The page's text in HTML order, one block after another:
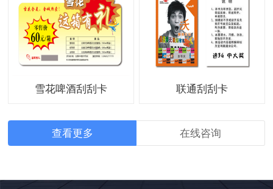
雪花啤酒刮刮卡 联通刮刮卡
查看更多 在线咨询